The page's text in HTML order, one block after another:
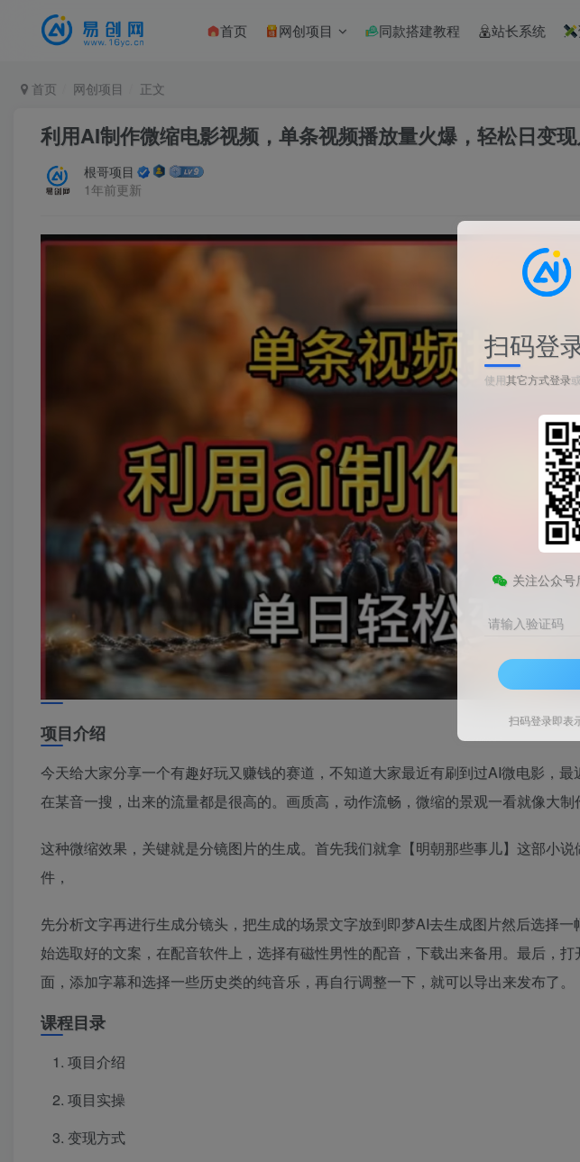
首页 网创项目 同款搭建教程 站长系统
首页 网创项目 正文
利用AI制作微缩电影视频，单条视频播放量火爆，轻松日变
根哥项目
1年前更新
项目介绍
今天给大家分享一个有趣好玩又赚钱的赛道，不知道大家最近有刷到过AI微电影，
在某音一搜，出来的流量都是很高的。画质高，动作流畅，微缩的景观一看就像大制
这种微缩效果，关键就是分镜图片的生成。首先我们就拿【明朝那些事儿】这部小
件，
先分析文字再进行生成分镜头，把生成的场景文字放到即梦AI去生成图片然后选择
始选取好的文案，在配音软件上，选择有磁性男性的配音，下载出来备用。最后，
面，添加字幕和选择一些历史类的纯音乐，再自行调整一下，就可以导出来发布了。
课程目录
项目介绍
项目实操
变现方式
扫码登
使用其它方式登录或
关注公众号
请输入验证码
扫码登录即表